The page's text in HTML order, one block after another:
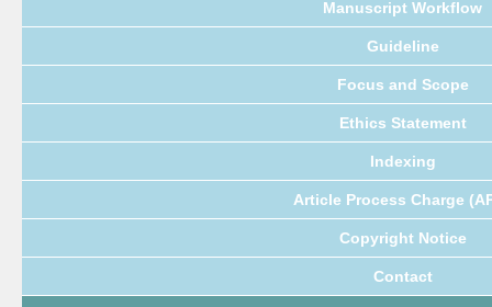
Manuscript Workflow
Guideline
Focus and Scope
Ethics Statement
Indexing
Article Process Charge
Copyright Notice
Contact